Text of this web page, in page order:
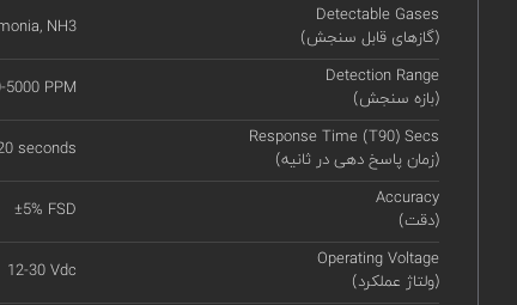
Detectable Gases
(گازهای قابل سنجش)
NH3
Detection Range
(بازه سنجش)
PPM
Response Time (T90) Secs
(زمان پاسخ دهی در ثانیه)
seconds
Accuracy
(دقت)
±5% FSD
Operating Voltage
(ولتاژ عملکرد)
12-30 Vdc